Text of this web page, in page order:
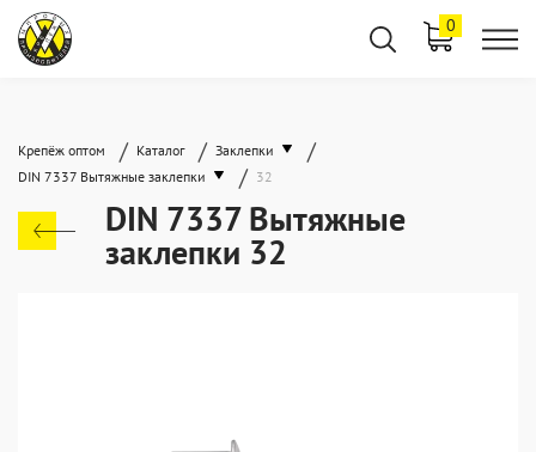
0
Крепёж оптом / Каталог / Заклепки /
DIN 7337 Вытяжные заклепки / 32
DIN 7337 Вытяжные
заклепки 32